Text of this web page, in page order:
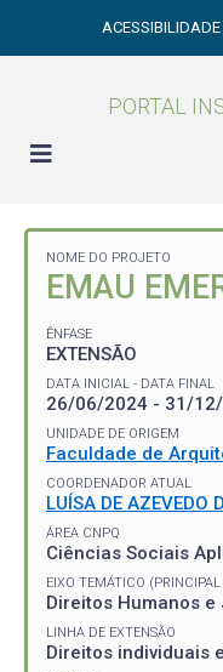
ACESSIBILIDADE
PORTAL
NOME DO PROJETO
EMAU
ÊNFASE
EXTENSÃO
DATA INICIAL - DATA FINAL
26/06/2024 - 31/
UNIDADE DE ORIGEM
Faculdade de
COORDENADOR ATUAL
LUÍSA DE AZEVEDO
ÁREA CNPQ
Ciências Sociais
EIXO TEMÁTICO
Direitos Humanos
LINHA DE EXTENSÃO
Direitos individuais